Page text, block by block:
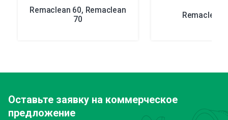
Remaclean 60, Remaclean
70 Remaclean
Оставьте заявку на коммерческое
предложение